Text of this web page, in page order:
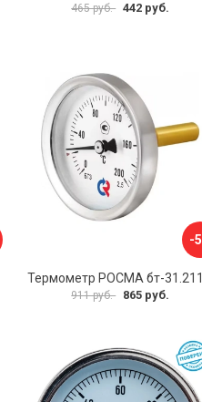
465 руб. 442 руб.
-
911 руб. 865 руб.